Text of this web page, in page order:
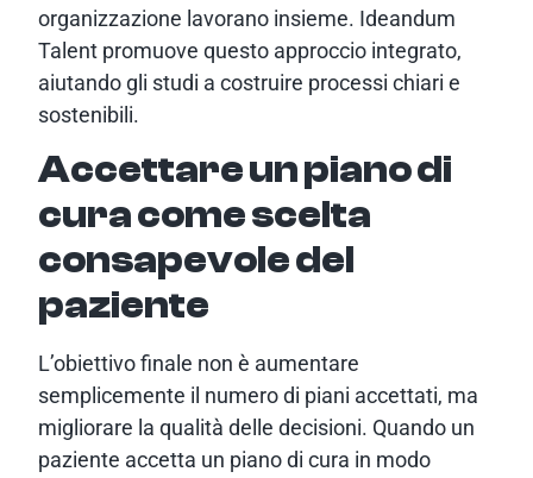
organizzazione lavorano insieme. Ideandum
Talent promuove questo approccio integrato,
aiutando gli studi a costruire processi chiari e
sostenibili.
Accettare un piano di
cura come scelta
consapevole del
paziente
L’obiettivo finale non è aumentare
semplicemente il numero di piani accettati, ma
migliorare la qualità delle decisioni. Quando un
paziente accetta un piano di cura in modo